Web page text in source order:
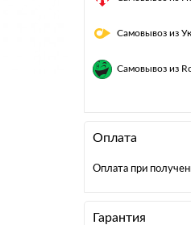
Самовывоз из
Самовывоз из
Оплата
Оплата при
Гарантия